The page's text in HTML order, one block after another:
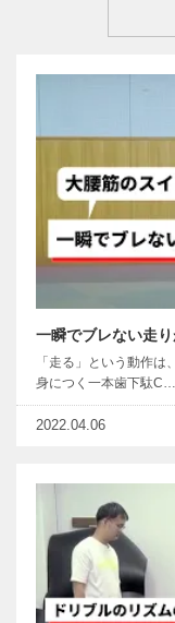
一瞬でブレない走
「走る」という動作
身につく一本歯下駄C…
2022.04.06